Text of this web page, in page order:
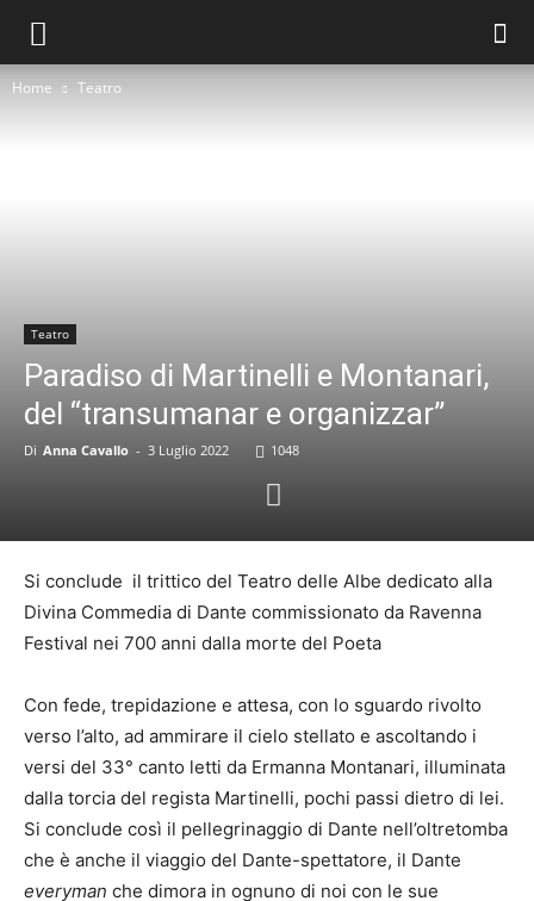
Home Teatro
Teatro
Paradiso di Martinelli e Montanari,
del “transumanar e organizzar”
Di Anna Cavallo - 3 Luglio 2022 1048
Si conclude il trittico del Teatro delle Albe dedicato alla
Divina Commedia di Dante commissionato da Ravenna
Festival nei 700 anni dalla morte del Poeta
Con fede, trepidazione e attesa, con lo sguardo rivolto
verso l’alto, ad ammirare il cielo stellato e ascoltando i
versi del 33° canto letti da Ermanna Montanari, illuminata
dalla torcia del regista Martinelli, pochi passi dietro di lei.
Si conclude così il pellegrinaggio di Dante nell’oltretomba
che è anche il viaggio del Dante-spettatore, il Dante
everyman che dimora in ognuno di noi con le sue